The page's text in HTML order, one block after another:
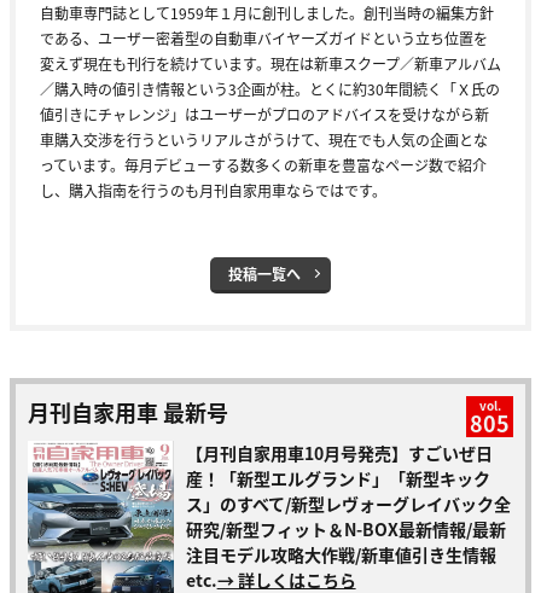
自動車専門誌として1959年１月に創刊しました。創刊当時の編集方針
である、ユーザー密着型の自動車バイヤーズガイドという立ち位置を
変えず現在も刊行を続けています。現在は新車スクープ／新車アルバム
／購入時の値引き情報という3企画が柱。とくに約30年間続く「Ｘ氏の
値引きにチャレンジ」はユーザーがプロのアドバイスを受けながら新
車購入交渉を行うというリアルさがうけて、現在でも人気の企画とな
っています。毎月デビューする数多くの新車を豊富なページ数で紹介
し、購入指南を行うのも月刊自家用車ならではです。
投稿一覧へ
月刊自家用車 最新号 vol.
805
【月刊自家用車10月号発売】すごいぜ日
産！「新型エルグランド」「新型キック
ス」のすべて/新型レヴォーグレイバック全
研究/新型フィット＆N-BOX最新情報/最新
注目モデル攻略大作戦/新車値引き生情報
etc.→ 詳しくはこちら